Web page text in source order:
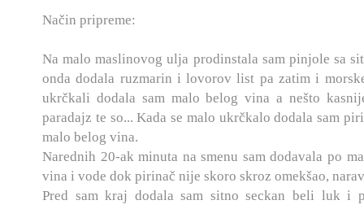
Način pripreme:
Na malo maslinovog ulja prodinstala sam pinjole sa
onda dodala ruzmarin i lovorov list pa zatim i
ukrčkali dodala sam malo belog vina a nešto
paradajz te so... Kada se malo ukrčkalo dodala sam
malo belog vina.
Narednih 20-ak minuta na smenu sam dodavala po
vina i vode dok pirinač nije skoro skroz omekšao,
Pred sam kraj dodala sam sitno seckan beli luk i